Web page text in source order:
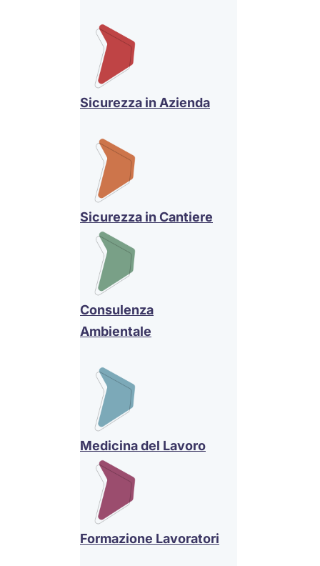
Sicurezza in Azienda
Sicurezza in Cantiere
Consulenza
Ambientale
Medicina del Lavoro
Formazione Lavoratori